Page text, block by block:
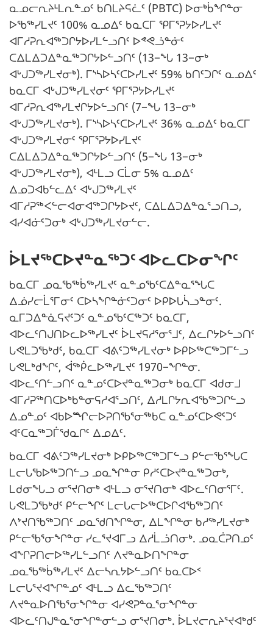
ᓇᓄᓕᕆᔨᒻᒪᕆᓐᓄᑦ ᑲᑎᒪᔨᕋᓛᑦ (PBTC) ᐅᓂᒃᑳᖏᓐᓂ
ᐅᖃᖅᓯᒪᔪᑦ 100% ᓇᓄᐃᑦ ᑲᓇᑕᒥ ᕿᒥᕐᕈᔭᐅᓯᒪᔪᑦ
ᐊᒥᓱᕈᕆᐊᖅᑐᒋᔭᐅᓯᒪᓪᓗᑎᑦ ᐅᕝᕙᓘᓐᓃᑦ
ᑕᐃᒪᐃᑐᐃᓐᓇᖅᑐᒋᔭᐅᓪᓗᑎᑦ (13−ᖓ 13−ᓂᒃ
ᐊᒡᒍᑐᖅᓯᒪᔪᓂᒃ). ᒥᔅᓴᐅᓴᑦᑕᐅᓯᒪᔪᑦ 59% ᑲᑎᑦᑐᒋᑦ ᓇᓄᐃᑦ
ᑲᓇᑕᒥ ᐊᒡᒍᑐᖅᓯᒪᔪᓂᑦ ᕿᒥᕐᕈᔭᐅᓯᒪᔪᑦ
ᐊᒥᓱᕈᕆᐊᖅᓯᒪᔪᒋᔭᐅᓪᓗᑎᑦ (7−ᖓ 13−ᓂᒃ
ᐊᒡᒍᑐᖅᓯᒪᔪᓂᒃ). ᒥᔅᓴᐅᓴᑦᑕᐅᓯᒪᔪᑦ 36% ᓇᓄᐃᑦ ᑲᓇᑕᒥ
ᐊᒡᒍᑐᖅᓯᒪᔪᓂᑦ ᕿᒥᕐᕈᔭᐅᓯᒪᔪᑦ
ᑕᐃᒪᐃᑐᐃᓐᓇᖅᑐᒋᔭᐅᓪᓗᑎᑦ (5−ᖓ 13−ᓂᒃ
ᐊᒡᒍᑐᖅᓯᒪᔪᓂᒃ), ᐊᒻᒪᓗ ᑕᒫᓂ 5% ᓇᓄᐃᑦ
ᐃᓄᑐᐊᑲᓪᓚᐃᑦ ᐊᒡᒍᑐᖅᓯᒪᔪᑦ
ᐊᒥᓱᕈᖅᐸᓪᓕᐊᓂᐊᖅᑐᒋᔭᐅᔪᑦ, ᑕᐃᒪᐃᑐᐃᓐᓇᕐᓗᑎᓗ,
ᐊᓯᐊᓃᑦᑐᓂᒃ ᐊᒡᒍᑐᖅᓯᒪᔪᓂᓪᓕ.
ᐆᒪᔪᖅᑕᐅᔪᓐᓇᖅᑐᑦ ᐊᐅᓚᑕᐅᓂᖏᑦ
ᑲᓇᑕᒥ ᓄᓇᖃᖅᑳᖅᓯᒪᔪᑦ ᓇᓐᓄᖃᑦᑕᐃᓐᓇᕐᖓᑕ
ᐃᓅᓯᓕᒫᕐᒥᓂᑦ ᑕᐅᓴᖏᓐᓃᑦᑐᓂᑦ ᐅᑭᐅᒐᓵᓗᓐᓂᑦ.
ᓇᒥᑐᐃᓐᓈᕋᔪᑦᑐᑦ ᓇᓐᓄᖃᑦᑕᖅᑐᑦ ᑲᓇᑕᒥ,
ᐊᐅᓚᑦᑎᒍᑎᐅᓚᐅᖅᓯᒪᔪᑦ ᐆᒪᔪᕋᓱᕐᓂᕐᒧᑦ, ᐃᓚᒋᔭᐅᓪᓗᑎᑦ
ᒐᕙᒪᑐᖃᒃᑯᑦ, ᑲᓇᑕᒥ ᐊᕕᑦᑐᖅᓯᒪᔪᓂᒃ ᐅᑭᐅᖅᑕᖅᑐᒥᓪᓗ
ᒐᕙᒪᒃᑯᖏᑦ, ᐋᖅᑮᓚᐅᖅᓯᒪᔪᑦ 1970−ᖏᓐᓂ.
ᐊᐅᓚᑦᑎᓪᓗᑎᑦ ᓇᓐᓄᑦᑕᐅᔪᓐᓇᖅᑐᓂᒃ ᑲᓇᑕᒥ ᐊᑯᓂᒧ
ᐊᒥᓱᕈᖅᑎᑕᐅᒃᑲᓐᓂᕋᓱᐊᕐᓗᑎᑦ, ᐃᓱᒪᒋᔭᕆᐊᖃᖅᑐᒋᓪᓗ
ᐃᓄᓐᓄᑦ ᐊᑲᐅᙱᓕᐅᕈᑎᖃᕐᓂᖅᑲᑕ ᓇᓐᓄᑦᑕᐅᕙᑦᑐᑦ
ᐊᑦᑕᓇᖅᑐᒦᖁᓇᒋᑦ ᐃᓄᐃᑦ.
ᑲᓇᑕᒥ ᐊᕕᑦᑐᖅᓯᒪᔪᓂᒃ ᐅᑭᐅᖅᑕᖅᑐᒥᓪᓗ ᑭᓪᓕᖃᕐᖓᑕ
ᒪᓕᒐᖃᐅᖅᑐᑎᓪᓗ ᓄᓇᖏᓐᓂ ᑭᓱᑦᑕᐅᔪᓐᓇᖅᑐᓂᒃ,
ᒪᑯᓂᖓᓗ ᓂᕐᔪᑎᓂᒃ ᐊᒻᒪᓗ ᓂᕐᔪᑎᓂᒃ ᐊᐅᓚᑦᑎᓂᕐᒥᑦ.
ᒐᕙᒪᑐᖃᒃᑯᑦ ᑭᓪᓕᖏᑦ ᒪᓕᒐᓕᐅᖅᑕᐅᒋᐊᖃᖅᑐᑎᑦ
ᐱᔾᔪᑎᖃᖅᑐᑎᑦ ᓄᓇᖁᑎᖏᓐᓂ, ᐃᒪᖏᓐᓂ ᑲᓱᖅᓯᒪᔪᓂᒃ
ᑭᓪᓕᖃᕐᓂᖏᓐᓂ ᓯᓚᕐᔪᐊᒥᓗ ᐃᓱᒫᓘᑎᓂᒃ. ᓄᓇᑖᕈᑎᓄᑦ
ᐊᖏᕈᑎᓕᐅᖅᓯᒪᓪᓗᑎᑦ ᐱᔪᓐᓇᐅᑎᖏᓐᓂ
ᓄᓇᖃᖅᑳᖅᓯᒪᔪᑦ ᐃᓕᓴᕆᔭᐅᓪᓗᑎᑦ ᑲᓇᑕᐅᑉ
ᒪᓕᒐᕐᔪᐊᖏᓐᓄᑦ ᐊᒻᒪᓗ ᐃᓚᖃᖅᑐᑎᑦ
ᐱᔪᓐᓇᐅᑎᖃᕐᓂᖏᓐᓂ ᐊᓯᕙᕈᓐᓇᕐᓂᖏᓐᓂ
ᐊᐅᓚᑦᑎᒍᓐᓇᕐᓂᖏᓐᓂᓪᓗ ᓂᕐᔪᑎᓂᒃ. ᐆᒪᔪᓕᕆᔨᕐᔪᐊᒃᑯᑦ